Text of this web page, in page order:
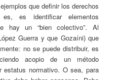
que definir los derechos
es identificar elementos
hay un “bien colectivo”. Al
Guerra y que Gozaíni) que
no se puede distribuir, es
acopio de un método
estatus normativo. O sea, para